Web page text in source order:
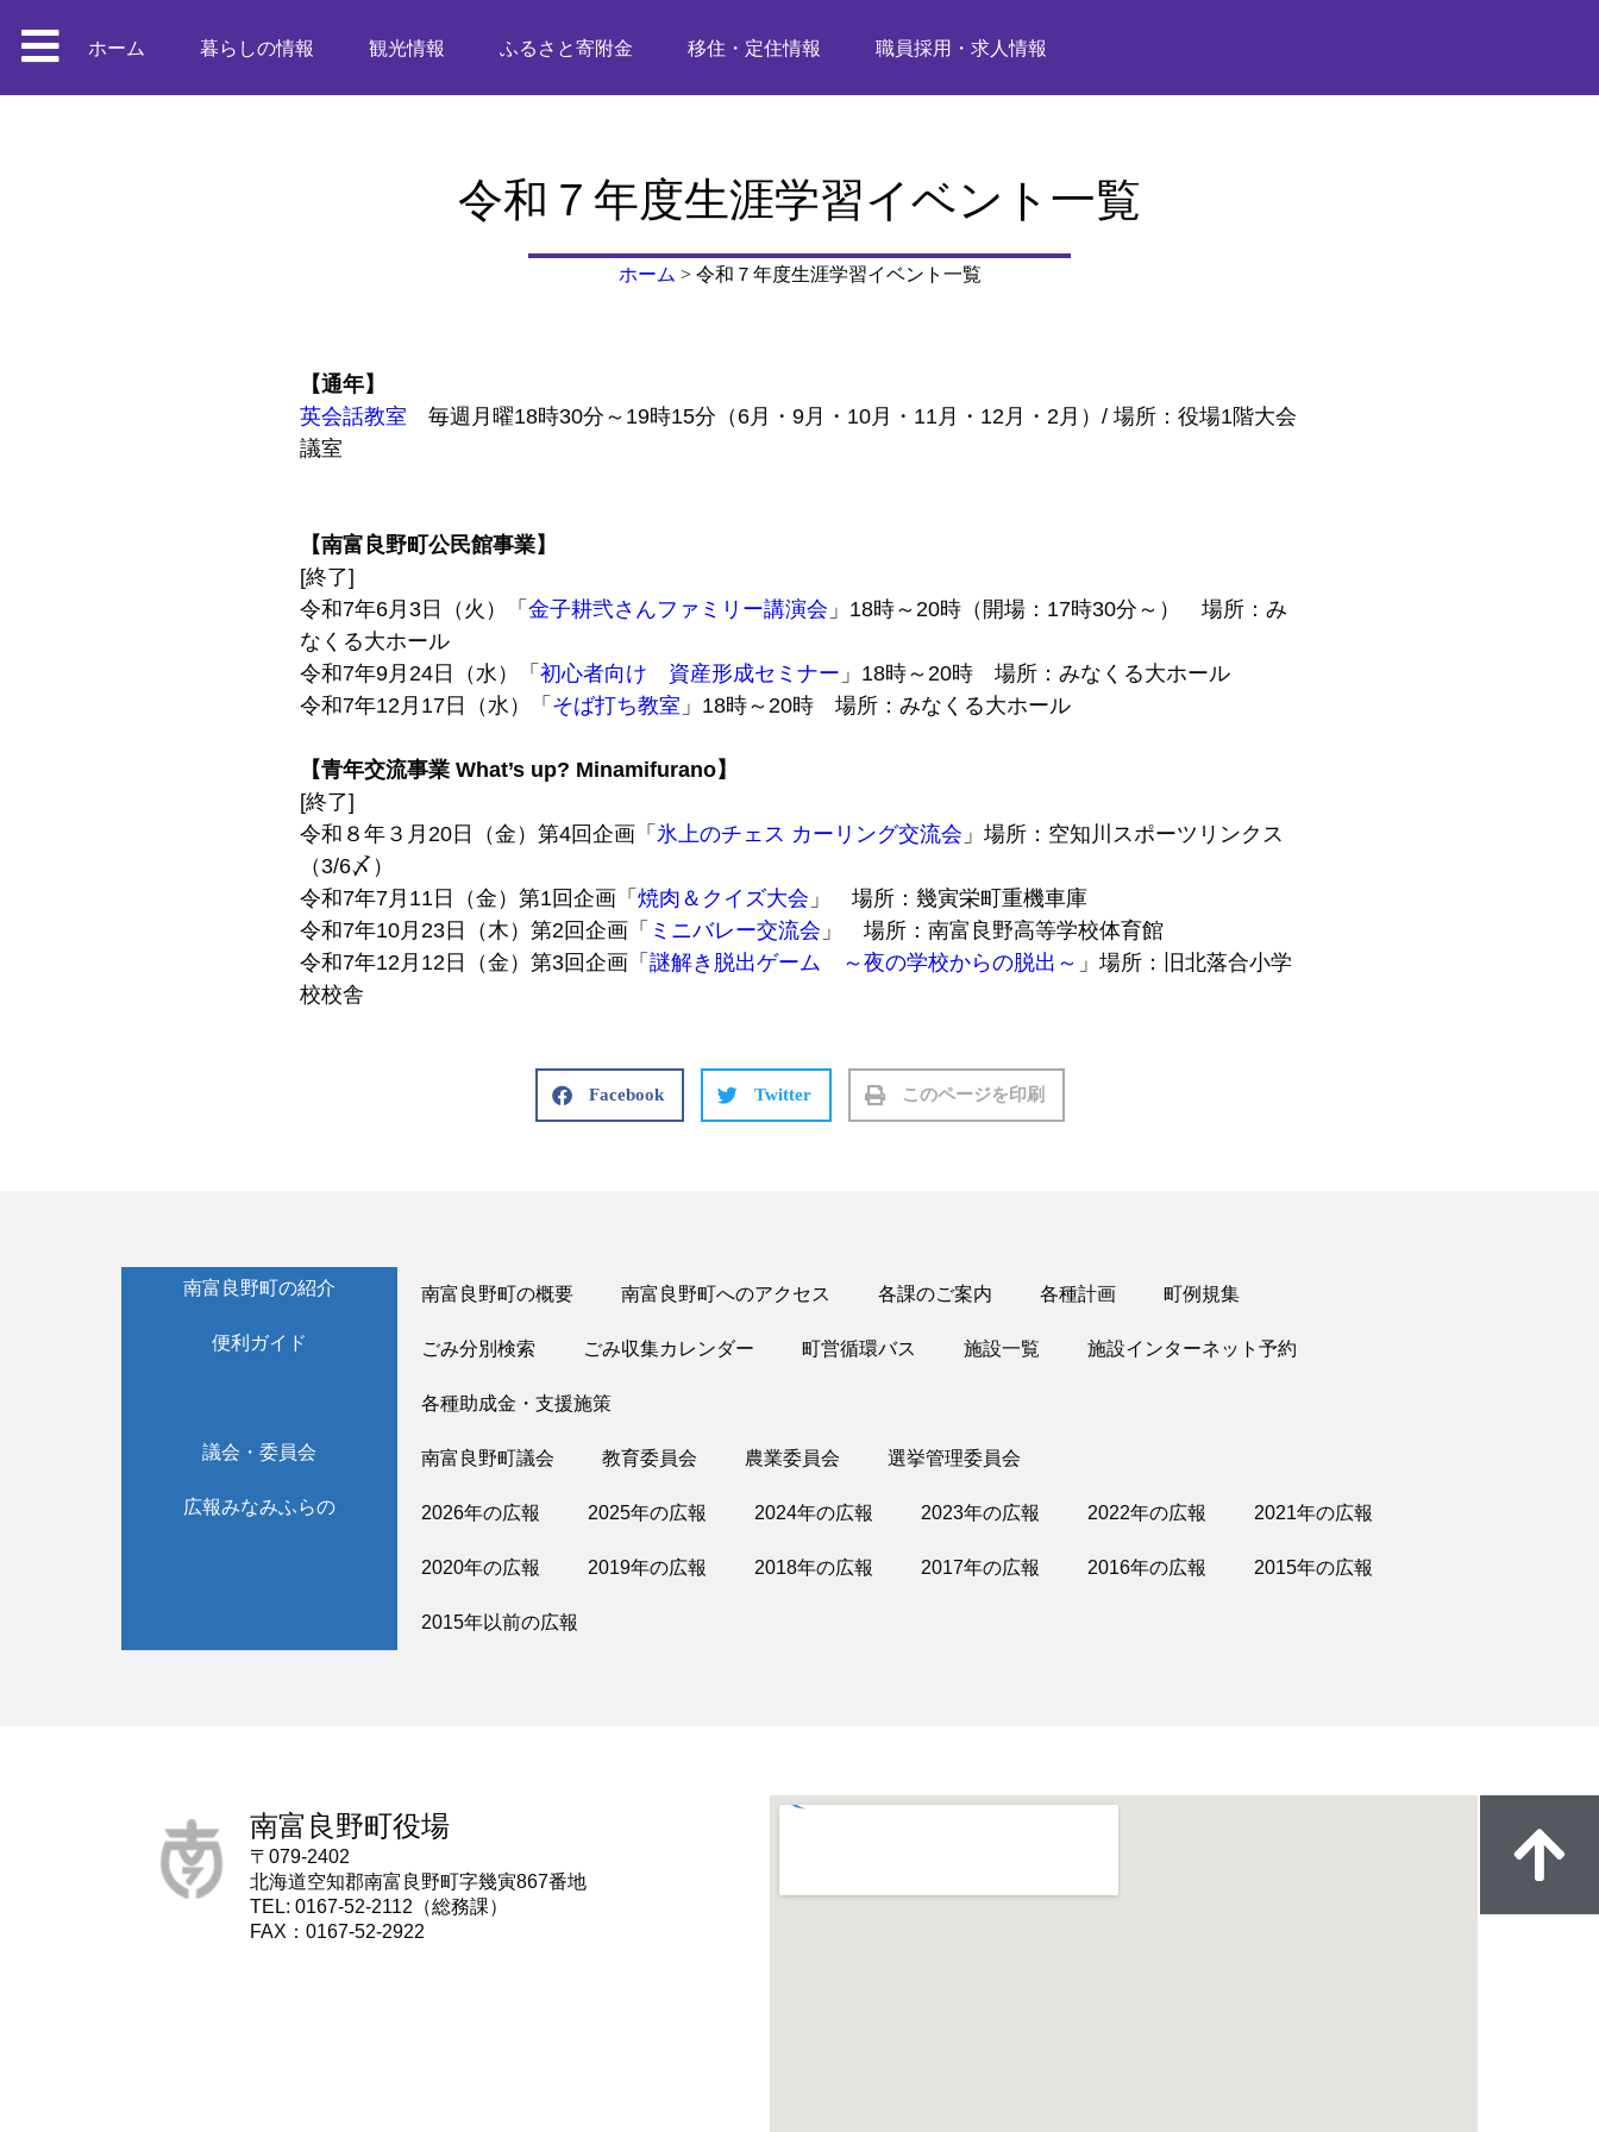
ホーム 暮らしの情報 観光情報 ふるさと寄附金 移住・定住情報 職員採用・求人情報
令和７年度生涯学習イベント一覧
ホーム > 令和７年度生涯学習イベント一覧
【通年】
英会話教室 毎週月曜18時30分～19時15分（6月・9月・10月・11月・12月・2月）/ 場所：役場1階大会
議室
【南富良野町公民館事業】
[終了]
令和7年6月3日（火）「 金子耕弐さんファミリー講演会 」18時～20時（開場：17時30分～） 場所：み
なくる大ホール
令和7年9月24日（水）「 初心者向け 資産形成セミナー 」18時～20時 場所：みなくる大ホール
令和7年12月17日（水）「 そば打ち教室 」18時～20時 場所：みなくる大ホール
【青年交流事業 What’s up? Minamifurano】
[終了]
令和８年３月20日（金）第4回企画「 氷上のチェス カーリング交流会 」場所：空知川スポーツリンクス
（3/6〆）
令和7年7月11日（金）第1回企画「 焼肉＆クイズ大会 」 場所：幾寅栄町重機車庫
令和7年10月23日（木）第2回企画「 ミニバレー交流会 」 場所：南富良野高等学校体育館
令和7年12月12日（金）第3回企画「 謎解き脱出ゲーム ～夜の学校からの脱出～ 」場所：旧北落合小学
校校舎
Facebook Twitter このページを印刷
南富良野町の紹介 南富良野町の概要 南富良野町へのアクセス 各課のご案内 各種計画 町例規集
便利ガイド ごみ分別検索 ごみ収集カレンダー 町営循環バス 施設一覧 施設インターネット予約
各種助成金・支援施策
議会・委員会 南富良野町議会 教育委員会 農業委員会 選挙管理委員会
広報みなみふらの 2026年の広報 2025年の広報 2024年の広報 2023年の広報 2022年の広報 2021年の広報
2020年の広報 2019年の広報 2018年の広報 2017年の広報 2016年の広報 2015年の広報
2015年以前の広報
南富良野町役場
〒079-2402
北海道空知郡南富良野町字幾寅867番地
TEL: 0167-52-2112（総務課）
FAX：0167-52-2922